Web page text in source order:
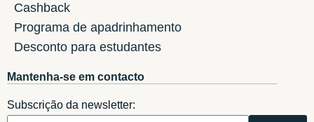
Cashback
Programa de apadrinhamento
Desconto para estudantes
Mantenha-se em contacto
Subscrição da newsletter: